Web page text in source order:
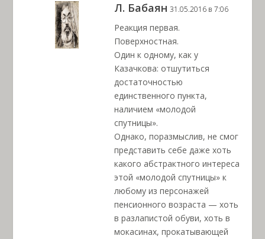
Л. Бабаян 31.05.2016 в 7:06
Реакция первая.
Поверхностная.
Один к одному, как у
Казачкова: отшутиться
достаточностью
единственного пункта,
наличием «молодой
спутницы».
Однако, поразмыслив, не смог
представить себе даже хоть
какого абстрактного интереса
этой «молодой спутницы» к
любому из персонажей
пенсионного возраста — хоть
в разлапистой обуви, хоть в
мокасинах, прокатывающей